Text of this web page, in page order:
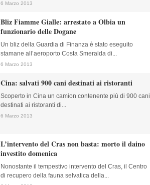
6 Marzo 2013
Bliz Fiamme Gialle: arrestato a Olbia un
funzionario delle Dogane
Un bliz della Guardia di Finanza è stato eseguito
stamane all’aeroporto Costa Smeralda di...
6 Marzo 2013
Cina: salvati 900 cani destinati ai ristoranti
Scoperto in Cina un camion contenente più di 900 cani
destinati ai ristoranti di...
6 Marzo 2013
L’intervento del Cras non basta: morto il daino
investito domenica
Nonostante il tempestivo intervento del Cras, il Centro
di recupero della fauna selvatica della...